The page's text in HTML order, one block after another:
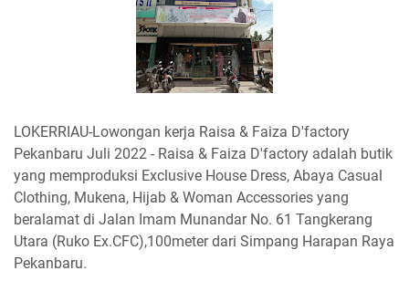
LOKERRIAU-Lowongan kerja Raisa & Faiza D'factory
Pekanbaru Juli 2022 - Raisa & Faiza D'factory adalah butik
yang memproduksi Exclusive House Dress, Abaya Casual
Clothing, Mukena, Hijab & Woman Accessories yang
beralamat di Jalan Imam Munandar No. 61 Tangkerang
Utara (Ruko Ex.CFC),100meter dari Simpang Harapan Raya
Pekanbaru.